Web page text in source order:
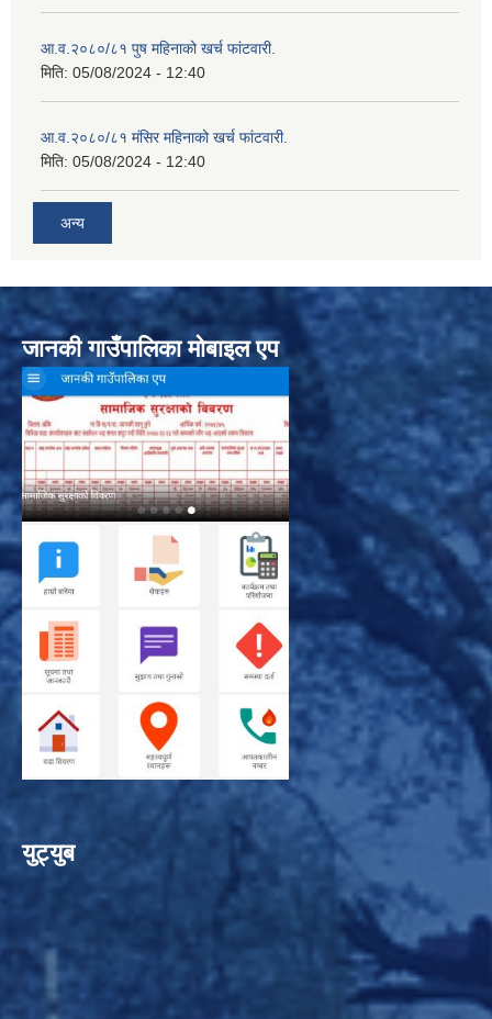
आ.व.२०८०/८१ पुष महिनाको खर्च फांटवारी.
मिति: 05/08/2024 - 12:40
आ.व.२०८०/८१ मंसिर महिनाको खर्च फांटवारी.
मिति: 05/08/2024 - 12:40
अन्य
जानकी गाउँपालिका मोबाइल एप
युट्युब